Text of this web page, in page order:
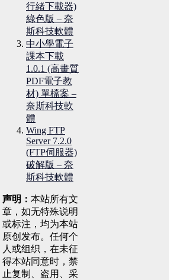
行緒下載器)
綠色版 – 奈
斯科技軟體
中小學電子
課本下載
1.0.1 (高畫質
PDF電子教
材) 單檔案 –
奈斯科技軟
體
Wing FTP
Server 7.2.0
(FTP伺服器)
破解版 – 奈
斯科技軟體
声明： 本站所有文
章，如无特殊说明
或标注，均为本站
原创发布。任何个
人或组织，在未征
得本站同意时，禁
止复制、盗用、采